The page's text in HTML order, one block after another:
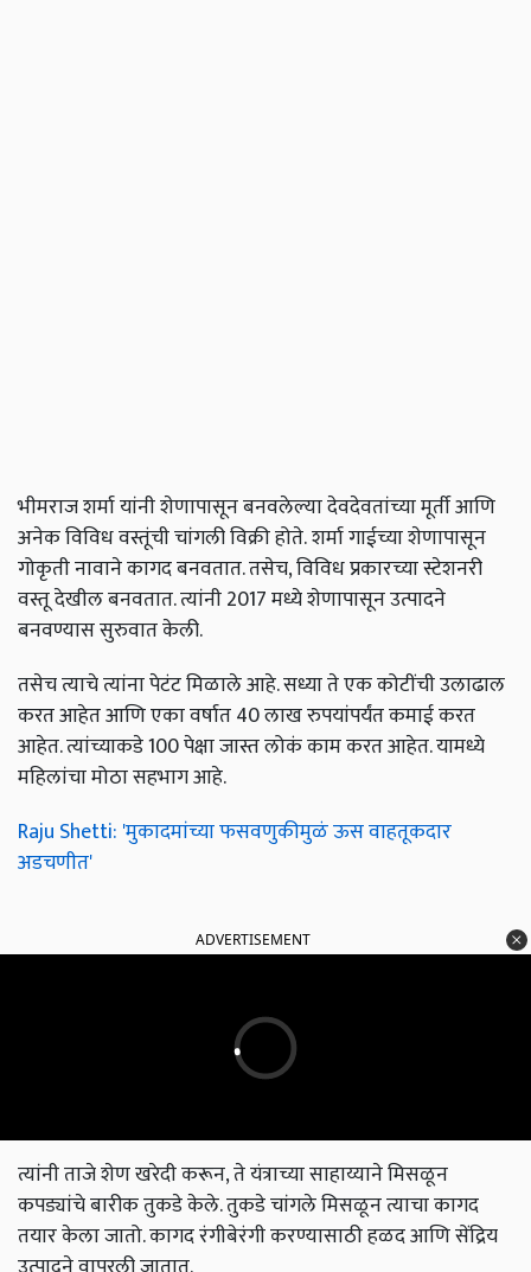
भीमराज शर्मा यांनी शेणापासून बनवलेल्या देवदेवतांच्या मूर्ती आणि
अनेक विविध वस्तूंची चांगली विक्री होते. शर्मा गाईच्या शेणापासून
गोकृती नावाने कागद बनवतात. तसेच, विविध प्रकारच्या स्टेशनरी
वस्तू देखील बनवतात. त्यांनी 2017 मध्ये शेणापासून उत्पादने
बनवण्यास सुरुवात केली.
तसेच त्याचे त्यांना पेटंट मिळाले आहे. सध्या ते एक कोटींची उलाढाल
करत आहेत आणि एका वर्षात 40 लाख रुपयांपर्यंत कमाई करत
आहेत. त्यांच्याकडे 100 पेक्षा जास्त लोकं काम करत आहेत. यामध्ये
महिलांचा मोठा सहभाग आहे.
Raju Shetti: 'मुकादमांच्या फसवणुकीमुळं ऊस वाहतूकदार
अडचणीत'
त्यांनी ताजे शेण खरेदी करून, ते यंत्राच्या साहाय्याने मिसळून
कपड्यांचे बारीक तुकडे केले. तुकडे चांगले मिसळून त्याचा कागद
तयार केला जातो. कागद रंगीबेरंगी करण्यासाठी हळद आणि सेंद्रिय
उत्पादने वापरली जातात.